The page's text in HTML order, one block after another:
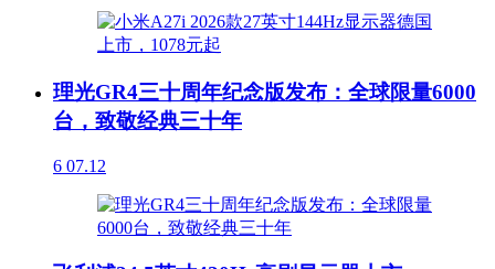
理光GR4三十周年纪念版发布：全球限量6000
台，致敬经典三十年
6 07.12